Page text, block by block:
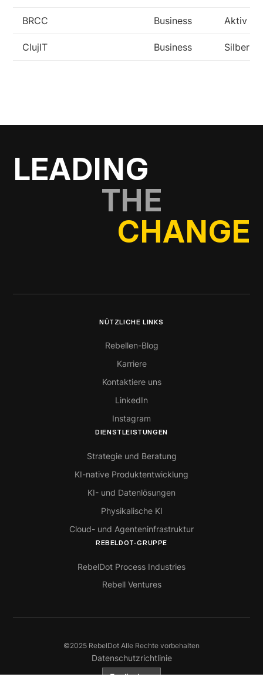
BRCC Business Aktiv
ClujIT Business Silber
LEADING
THE
CHANGE
NÜTZLICHE LINKS
Rebellen-Blog
Karriere
Kontaktiere uns
LinkedIn
Instagram
DIENSTLEISTUNGEN
Strategie und Beratung
KI-native Produktentwicklung
KI- und Datenlösungen
Physikalische KI
Cloud- und Agenteninfrastruktur
REBELDOT-GRUPPE
RebelDot Process Industries
Rebell Ventures
©2025 RebelDot Alle Rechte vorbehalten
Datenschutzrichtlinie
Englisch